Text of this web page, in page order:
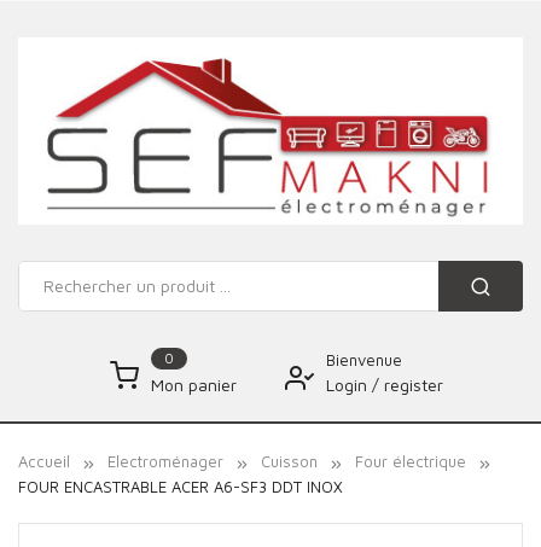
0
Mon panier
Bienvenue
Login / register
Accueil Electroménager Cuisson
Four électrique
FOUR ENCASTRABLE ACER A6-SF3 DDT INOX